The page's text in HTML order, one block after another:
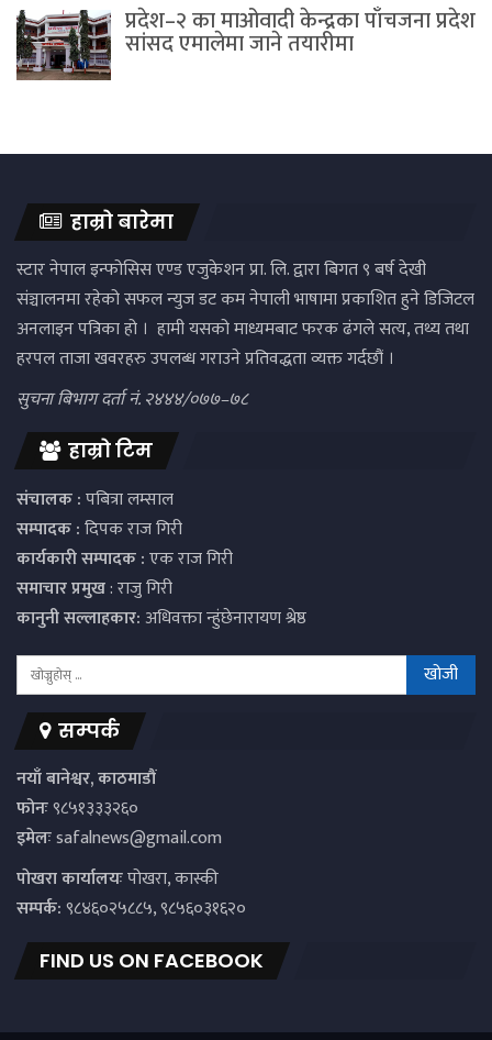
प्रदेश–२ का माओवादी केन्द्रका पाँचजना प्रदेश
सांसद एमालेमा जाने तयारीमा
हाम्रो बारेमा
स्टार नेपाल इन्फोसिस एण्ड एजुकेशन प्रा. लि. द्वारा बिगत ९ बर्ष देखी
संञ्चालनमा रहेको सफल न्युज डट कम नेपाली भाषामा प्रकाशित हुने डिजिटल
अनलाइन पत्रिका हो । हामी यसको माध्यमबाट फरक ढंगले सत्य, तथ्य तथा
हरपल ताजा खवरहरु उपलब्ध गराउने प्रतिवद्धता व्यक्त गर्दछौं ।
सुचना बिभाग दर्ता नं. २४४४/०७७–७८
हाम्रो टिम
संचालक :पबित्रा लम्साल
सम्पादक :दिपक राज गिरी
कार्यकारी सम्पादक :एक राज गिरी
समाचार प्रमुख: राजु गिरी
कानुनी सल्लाहकार:अधिवक्ता न्हुंछेनारायण श्रेष्ठ
सम्पर्क
नयाँ बानेश्वर, काठमाडौं
फोनः९८५१३३३२६०
इमेलःsafalnews@gmail.com
पाेखरा कार्यालयःपोखरा, कास्की
सम्पर्क:९८४६०२५८८५, ९८५६०३१६२०
FIND US ON FACEBOOK